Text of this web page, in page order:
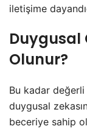
iletişime
Duygusal
Olunur?
Bu kadar
duygusal
beceriye sahip